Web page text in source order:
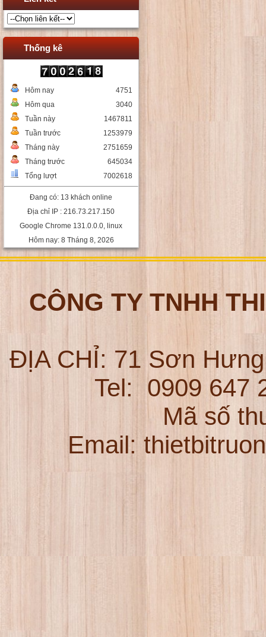
Thống kê
Hôm nay
4751
Hôm qua
3040
Tuần này
1467811
Tuần trước
1253979
Tháng này
2751659
Tháng trước
645034
Tổng lượt
7002618
Đang có: 13 khách online
Địa chỉ IP : 216.73.217.150
Google Chrome 131.0.0.0, linux
Hôm nay: 8 Tháng 8, 2026
CÔNG TY TNHH
ĐỊA CHỈ: 71 Sơn
Tel: 0909
Mã số
Email: